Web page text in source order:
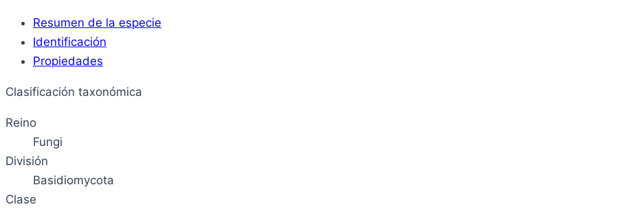
Resumen de la especie
Identificación
Propiedades
Clasificación taxonómica
Reino
Fungi
División
Basidiomycota
Clase